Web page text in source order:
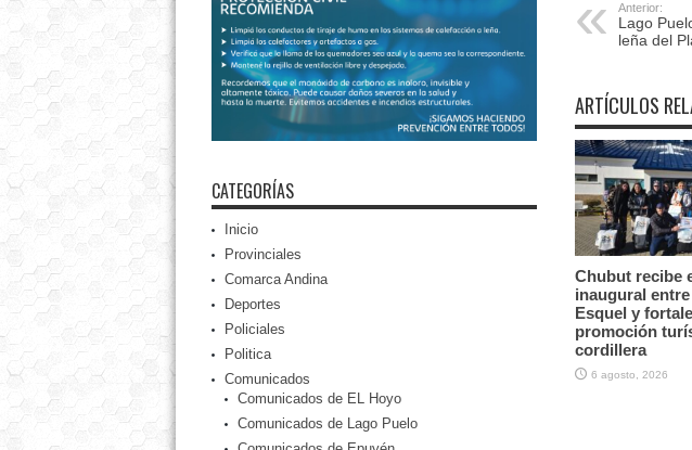
Anterior:
Lago
leña del
ARTÍCULOS
Chubut recibe
inaugural
Esquel y
promoción
cordillera
6 agosto, 2026
CATEGORÍAS
Inicio
Provinciales
Comarca Andina
Deportes
Policiales
Politica
Comunicados
Comunicados de EL Hoyo
Comunicados de Lago Puelo